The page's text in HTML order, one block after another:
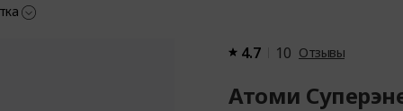
4.7 10 Отзывы
Атоми